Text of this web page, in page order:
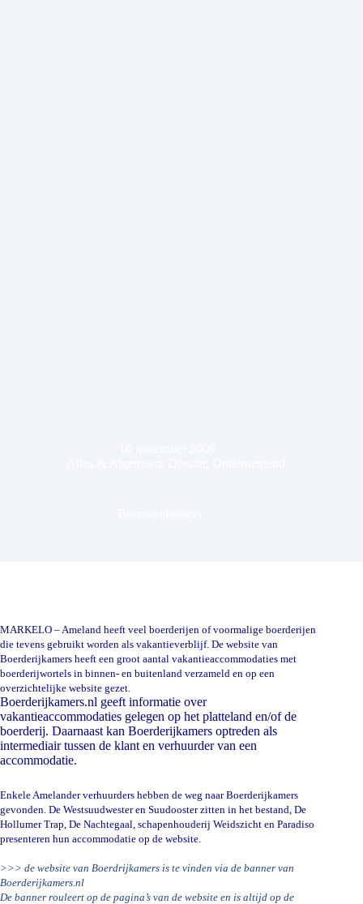
MARKELO – Ameland heeft veel boerderijen of voormalige boerderijen
die tevens gebruikt worden als vakantieverblijf. De website van
Boerderijkamers heeft een groot aantal vakantieaccommodaties met
boerderijwortels in binnen- en buitenland verzameld en op een
overzichtelijke website gezet.
Boerderijkamers.nl geeft informatie over
vakantieaccommodaties gelegen op het platteland en/of de
boerderij. Daarnaast kan Boerderijkamers optreden als
intermediair tussen de klant en verhuurder van een
accommodatie.
Enkele Amelander verhuurders hebben de weg naar Boerderijkamers
gevonden. De Westsuudwester en Suudooster zitten in het bestand, De
Hollumer Trap, De Nachtegaal, schapenhouderij Weidszicht en Paradiso
presenteren hun accommodatie op de website.
>>> de website van Boerdrijkamers is te vinden via de banner van
Boerderijkamers.nl
De banner rouleert op de pagina’s van de website en is altijd op de